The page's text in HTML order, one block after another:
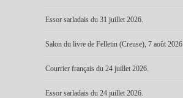
Essor sarladais du 31 juillet 2026.
Salon du livre de Felletin (Creuse), 7 août 2026.
Courrier français du 24 juillet 2026.
Essor sarladais du 24 juillet 2026.